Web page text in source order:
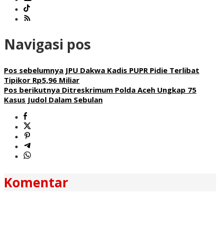
Navigasi pos
Pos sebelumnya JPU Dakwa Kadis PUPR Pidie Terlibat
Tipikor Rp5,96 Miliar
Pos berikutnya Ditreskrimum Polda Aceh Ungkap 75
Kasus Judol Dalam Sebulan
Komentar